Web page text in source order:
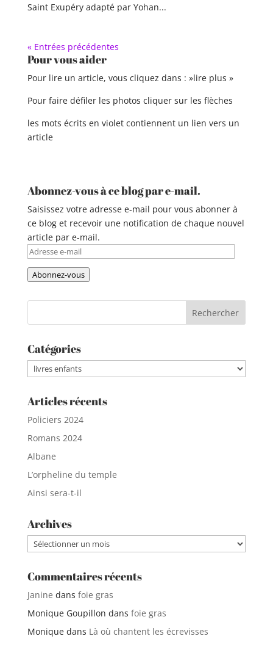
Saint Exupéry adapté par Yohan...
« Entrées précédentes
Pour vous aider
Pour lire un article, vous cliquez dans : »lire plus »
Pour faire défiler les photos cliquer sur les flèches
les mots écrits en violet contiennent un lien vers un
article
Abonnez-vous à ce blog par e-mail.
Saisissez votre adresse e-mail pour vous abonner à
ce blog et recevoir une notification de chaque nouvel
article par e-mail.
Adresse
e-
mail
Abonnez-vous
Catégories
Catégories
Articles récents
Policiers 2024
Romans 2024
Albane
L’orpheline du temple
Ainsi sera-t-il
Archives
Archives
Commentaires récents
Janine dans foie gras
Monique Goupillon dans foie gras
Moniquedans Là où chantent les écrevisses